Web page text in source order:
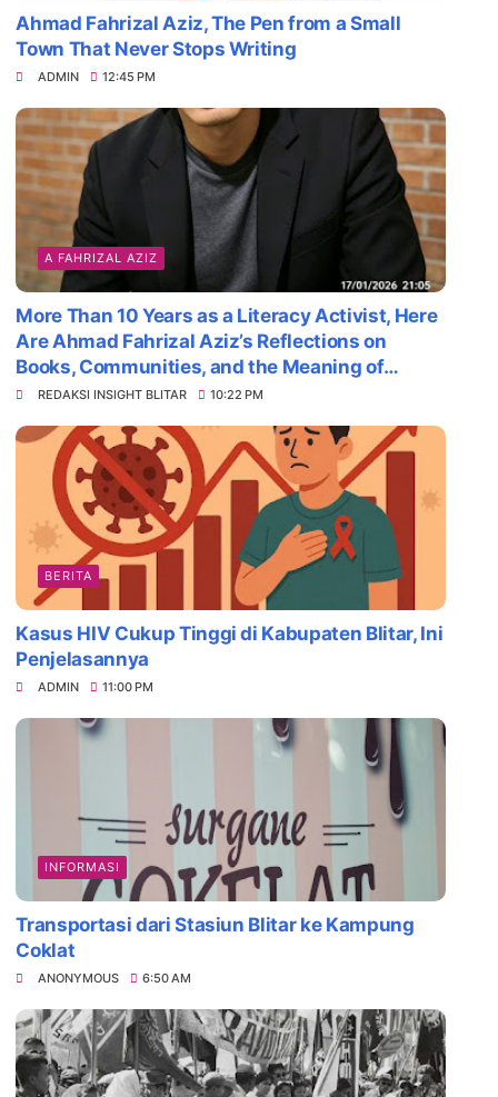
Ahmad Fahrizal Aziz, The Pen from a Small
Town That Never Stops Writing
ADMIN 12:45 PM
A FAHRIZAL AZIZ
More Than 10 Years as a Literacy Activist, Here
Are Ahmad Fahrizal Aziz’s Reflections on
Books, Communities, and the Meaning of
Survival
REDAKSI INSIGHT BLITAR 10:22 PM
BERITA
Kasus HIV Cukup Tinggi di Kabupaten Blitar, Ini
Penjelasannya
ADMIN 11:00 PM
INFORMASI
Transportasi dari Stasiun Blitar ke Kampung
Coklat
ANONYMOUS 6:50 AM